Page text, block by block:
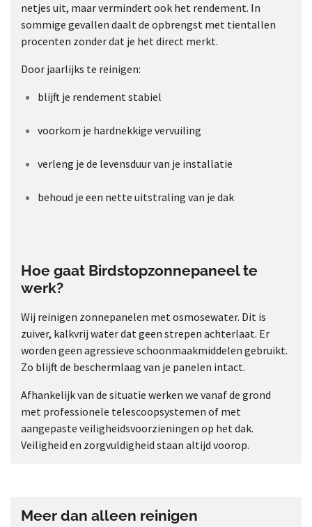
netjes uit, maar vermindert ook het rendement. In
sommige gevallen daalt de opbrengst met tientallen
procenten zonder dat je het direct merkt.
Door jaarlijks te reinigen:
blijft je rendement stabiel
voorkom je hardnekkige vervuiling
verleng je de levensduur van je installatie
behoud je een nette uitstraling van je dak
Hoe gaat Birdstopzonnepaneel te
werk?
Wij reinigen zonnepanelen met osmosewater. Dit is
zuiver, kalkvrij water dat geen strepen achterlaat. Er
worden geen agressieve schoonmaakmiddelen gebruikt.
Zo blijft de beschermlaag van je panelen intact.
Afhankelijk van de situatie werken we vanaf de grond
met professionele telescoopsystemen of met
aangepaste veiligheidsvoorzieningen op het dak.
Veiligheid en zorgvuldigheid staan altijd voorop.
Meer dan alleen reinigen